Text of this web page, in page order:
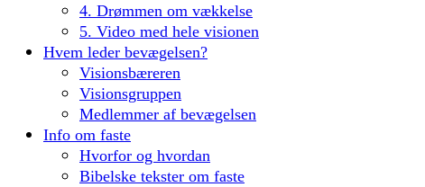
4. Drømmen om vækkelse
5. Video med hele visionen
Hvem leder bevægelsen?
Visionsbæreren
Visionsgruppen
Medlemmer af bevægelsen
Info om faste
Hvorfor og hvordan
Bibelske tekster om faste